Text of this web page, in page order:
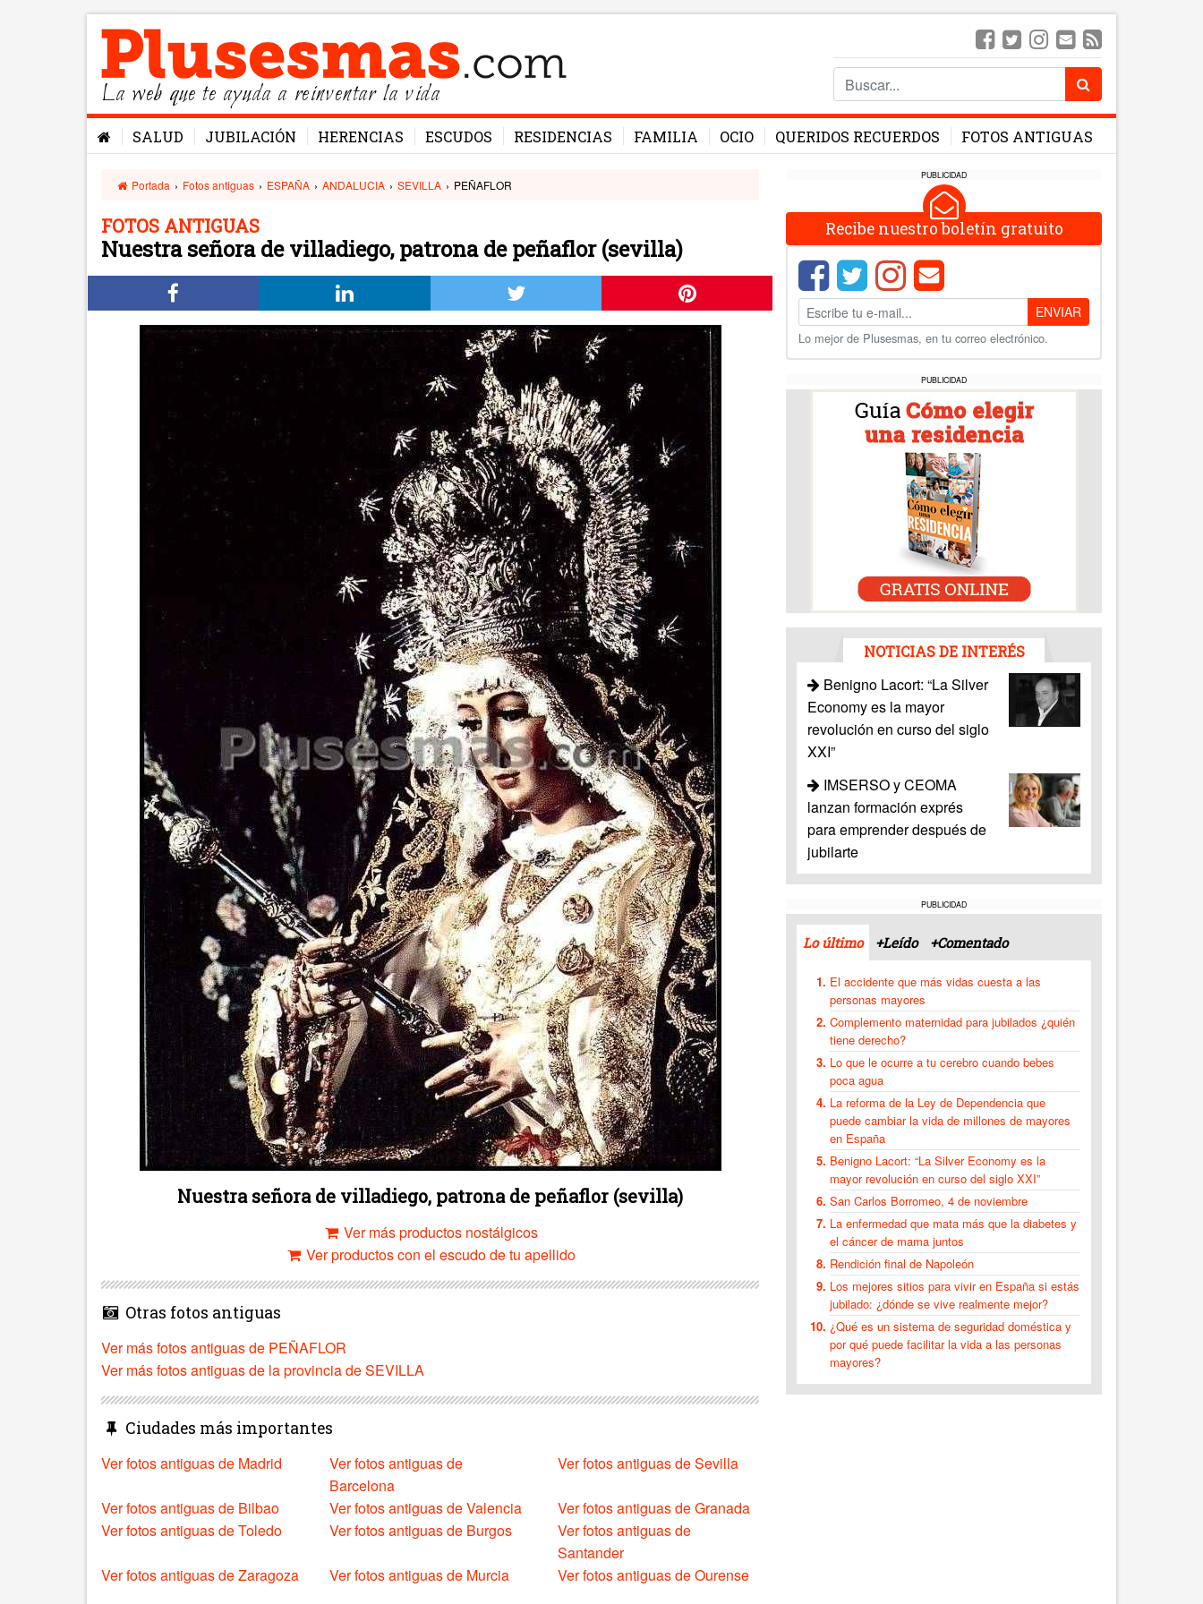
La web que te ayuda a reinventar la vida
SALUD JUBILACIÓN HERENCIAS ESCUDOS RESIDENCIAS FAMILIA OCIO QUERIDOS RECUERDOS FOTOS ANTIGUAS
Portada › Fotos antiguas › ESPAÑA › ANDALUCIA › SEVILLA › PEÑAFLOR
FOTOS ANTIGUAS
Nuestra señora de villadiego, patrona de peñaflor (sevilla)
Nuestra señora de villadiego, patrona de peñaflor (sevilla)
Ver más productos nostálgicos
Ver productos con el escudo de tu apellido
Otras fotos antiguas
Ver más fotos antiguas de PEÑAFLOR
Ver más fotos antiguas de la provincia de SEVILLA
Ciudades más importantes
Ver fotos antiguas de Madrid
Ver fotos antiguas de
Barcelona
Ver fotos antiguas de Sevilla
Ver fotos antiguas de Bilbao Ver fotos antiguas de Valencia
Ver fotos antiguas de Granada
Ver fotos antiguas de Toledo
Ver fotos antiguas de Burgos
Ver fotos antiguas de
Santander
Ver fotos antiguas de Zaragoza
Ver fotos antiguas de Murcia Ver fotos antiguas de Ourense
PUBLICIDAD
Recibe nuestro boletín gratuito
ENVIAR
Lo mejor de Plusesmas, en tu correo electrónico.
PUBLICIDAD
NOTICIAS DE INTERÉS
Benigno Lacort: “La Silver
Economy es la mayor
revolución en curso del siglo
XXI”
IMSERSO y CEOMA
lanzan formación exprés
para emprender después de
jubilarte
PUBLICIDAD
Lo último +Leído +Comentado
El accidente que más vidas cuesta a las
personas mayores
Complemento maternidad para jubilados ¿quién
tiene derecho?
Lo que le ocurre a tu cerebro cuando bebes
poca agua
La reforma de la Ley de Dependencia que
puede cambiar la vida de millones de mayores
en España
Benigno Lacort: “La Silver Economy es la
mayor revolución en curso del siglo XXI”
San Carlos Borromeo, 4 de noviembre
La enfermedad que mata más que la diabetes y
el cáncer de mama juntos
Rendición final de Napoleón
Los mejores sitios para vivir en España si estás
jubilado: ¿dónde se vive realmente mejor?
¿Qué es un sistema de seguridad doméstica y
por qué puede facilitar la vida a las personas
mayores?